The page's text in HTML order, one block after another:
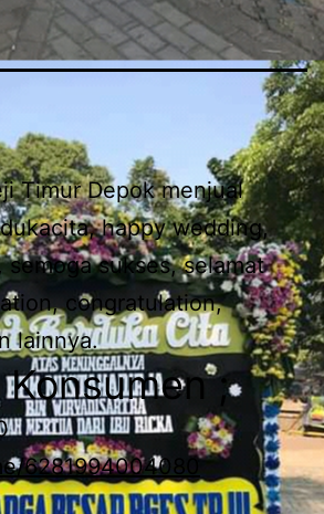
Timur Depok menjual
happy wedding,
sukses, selamat
congratulation,
lainnya.
;
6281994004080